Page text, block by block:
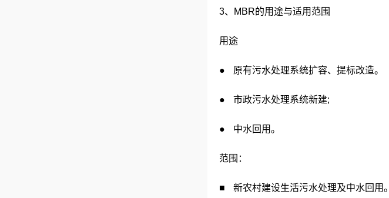
3、MBR的用途与适用范围
用途
● 原有污水处理系统扩容、提标改造。
● 市政污水处理系统新建;
● 中水回用。
范围：
■ 新农村建设生活污水处理及中水回用。